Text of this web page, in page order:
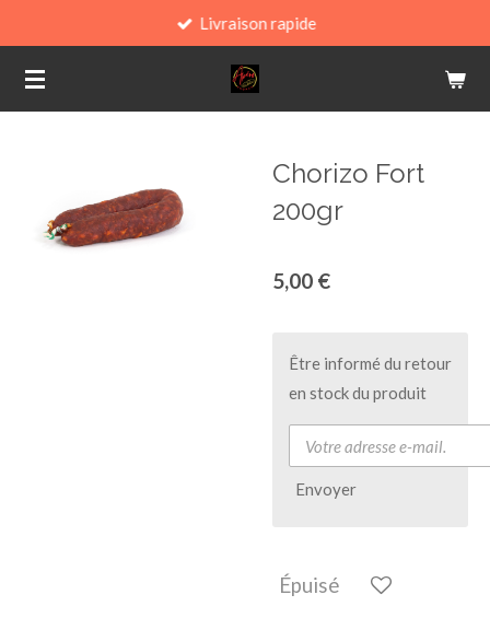
contenu
principal
Livraison rapide
Chorizo Fort
200gr
5,00 €
Être informé du retour
en stock du produit
Envoyer
Épuisé